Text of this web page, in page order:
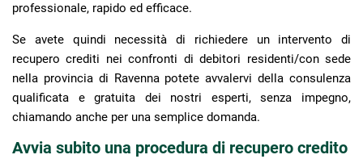
professionale, rapido ed efficace.
Se avete quindi necessità di richiedere un intervento di
recupero crediti nei confronti di debitori residenti/con sede
nella provincia di Ravenna potete avvalervi della consulenza
qualificata e gratuita dei nostri esperti, senza impegno,
chiamando anche per una semplice domanda.
Avvia subito una procedura di recupero credito